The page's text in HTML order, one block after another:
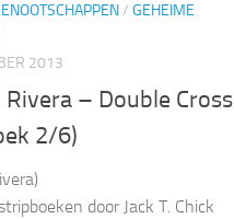
/ GEHEIME
2013
– Double Cross
2/6)
door Jack T. Chick